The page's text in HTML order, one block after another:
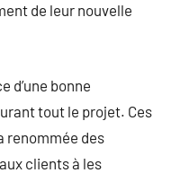
de leur nouvelle
d’une bonne
tout le projet. Ces
renommée des
clients à les